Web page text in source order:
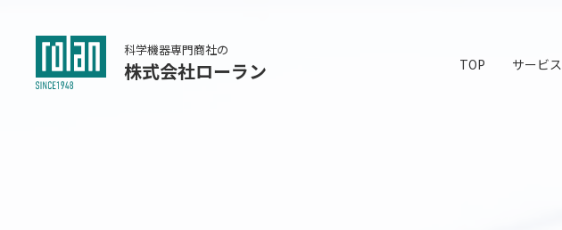
科学機器専門商社の
株式会社ローラン TOP サービス